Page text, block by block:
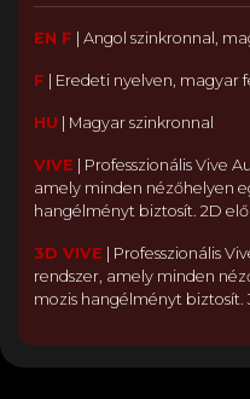
EN F Angol szinkronnal,
F Eredeti nyelven, magyar
HU Magyar szinkronnal
VIVE
Professzionális Vive
amely minden nézőhelyen
hangélményt biztosít. 2D
3D VIVE
Professzionális
rendszer, amely minden
mozis hangélményt biztosít.